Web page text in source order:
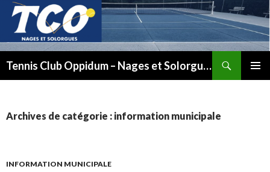
Tennis Club Oppidum – Nages et Solorgues
Archives de catégorie : information municipale
INFORMATION MUNICIPALE